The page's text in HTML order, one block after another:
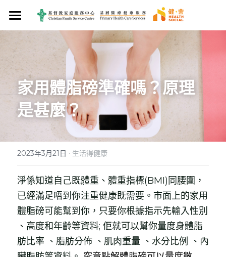
首頁
關於我們
服務使命
專業團隊
最新資訊
媒體報導
聯絡我們
醫療服務
西醫服務
西醫診所
院舍外展醫生到診服務
中醫服務
中醫診所
觀塘區中醫診所暨教研中心
家庭藥房
牙科服務
營養服務
護士診所
物理治療服務
健康管理
健康服務計劃
賽馬會We WATCH 優活健康計劃
賽馬會「熱島．熱不倒」社區抗熱計劃
賽馬會樂眠無憂計劃
健康知多啲
食好啲
營養服務
想戒煙
開心啲
臨床心理服務
癌症支援服務
賽馬會癌症康復者關護計劃
健康產品及服務
養生花茶
保健湯包
身體檢查計劃
企業醫療計劃
搜索
加入會員!
家用體脂磅準確嗎？原理
是甚麼？
2023年3月21日 · 生活得健康
淨係知道自己既體重、體重指標(BMI)同腰圍，
已經滿足唔到你注重健康既需要。市面上的家用
體脂磅可能幫到你，只要你根據指示先輸入性別
、高度和年齡等資料; 佢就可以幫你量度身體脂
肪比率 、脂肪分佈 、肌肉重量 、水分比例 、內
商品分類